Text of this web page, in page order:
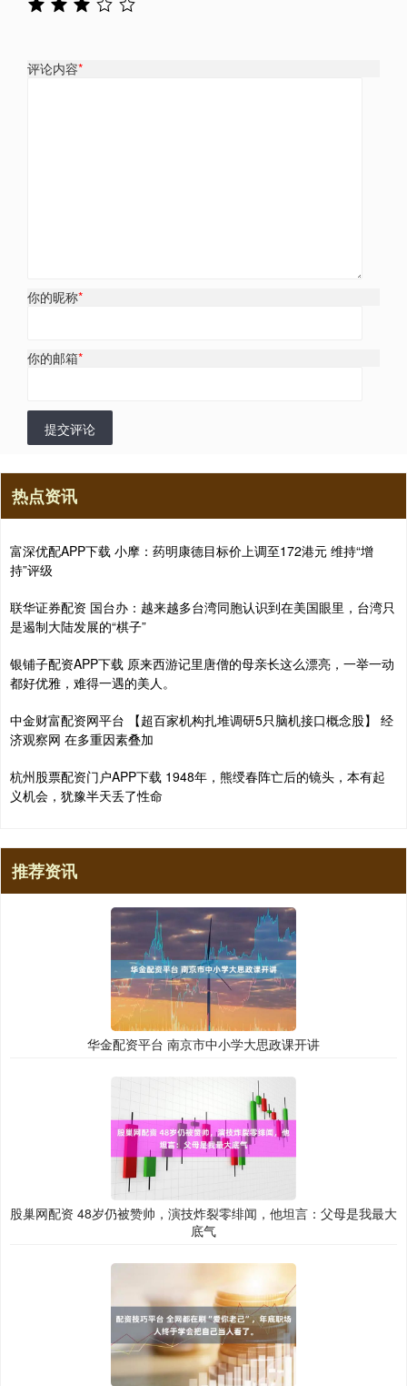
评论内容*
你的昵称*
你的邮箱*
提交评论
热点资讯
富深优配APP下载 小摩：药明康德目标价上调至172港元 维持“增
持”评级
联华证券配资 国台办：越来越多台湾同胞认识到在美国眼里，台湾只
是遏制大陆发展的“棋子”
银铺子配资APP下载 原来西游记里唐僧的母亲长这么漂亮，一举一动
都好优雅，难得一遇的美人。
中金财富配资网平台 【超百家机构扎堆调研5只脑机接口概念股】 经
济观察网 在多重因素叠加
杭州股票配资门户APP下载 1948年，熊绶春阵亡后的镜头，本有起
义机会，犹豫半天丢了性命
推荐资讯
华金配资平台 南京市中小学大思政课开讲
股巢网配资 48岁仍被赞帅，演技炸裂零绯闻，他坦言：父母是我最大
底气